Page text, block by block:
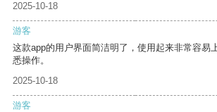
2025-10-18
游客
这款app的用户界面简洁明了，使用起来非常容易
悉操作。
2025-10-18
游客